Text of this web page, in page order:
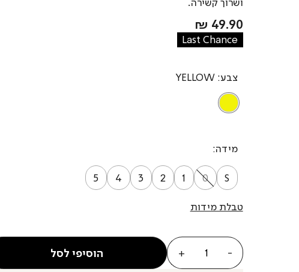
ושרוך קשירה.
מחיר
מוצר
49.90 ₪
Last Chance
צבע YELLOW
YELLOW
מידה
S
0
1
2
3
4
5
טבלת מידות
הוסיפי לסל